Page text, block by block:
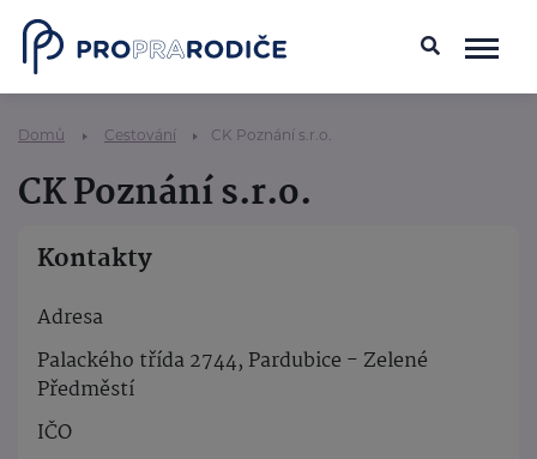
Domů Cestování CK Poznání s.r.o.
CK Poznání s.r.o.
Kontakty
Adresa
Palackého třída 2744, Pardubice - Zelené
Předměstí
IČO